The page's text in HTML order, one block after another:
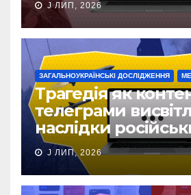
J ЛИП, 2026
ЗАГАЛЬНОУКРАЇНСЬКІ ДОСЛІДЖЕННЯ
Трагедія як
телеграми
наслідки
J ЛИП, 2026